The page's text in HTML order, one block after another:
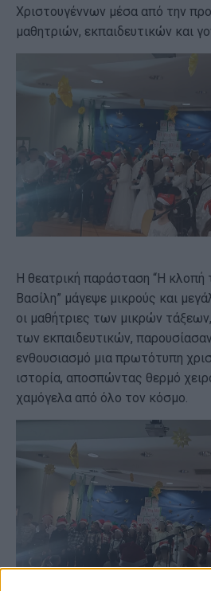
Χριστουγέννων μέσα από την
μαθητριών, εκπαιδευτικών και
Η θεατρική παράσταση “Η
Βασίλη” μάγεψε μικρούς και
οι μαθήτριες των μικρών
των εκπαιδευτικών,
ενθουσιασμό μια πρωτότυπη
ιστορία, αποσπώντας θερμό
χαμόγελα από όλο τον κόσμο.